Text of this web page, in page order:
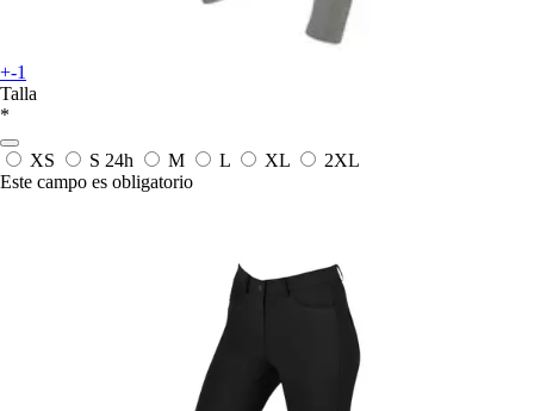
+-1
Talla
*
XS S 24h M L XL
2XL
Este campo es obligatorio